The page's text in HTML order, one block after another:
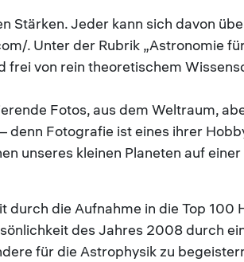
Stärken. Jeder kann sich davon
. Unter der Rubrik „Astronomie
frei von rein theoretischem
Fotos, aus dem Weltraum,
denn Fotografie ist eines ihrer
unseres kleinen Planeten auf
durch die Aufnahme in die Top 100
des Jahres 2008 durch
für die Astrophysik zu